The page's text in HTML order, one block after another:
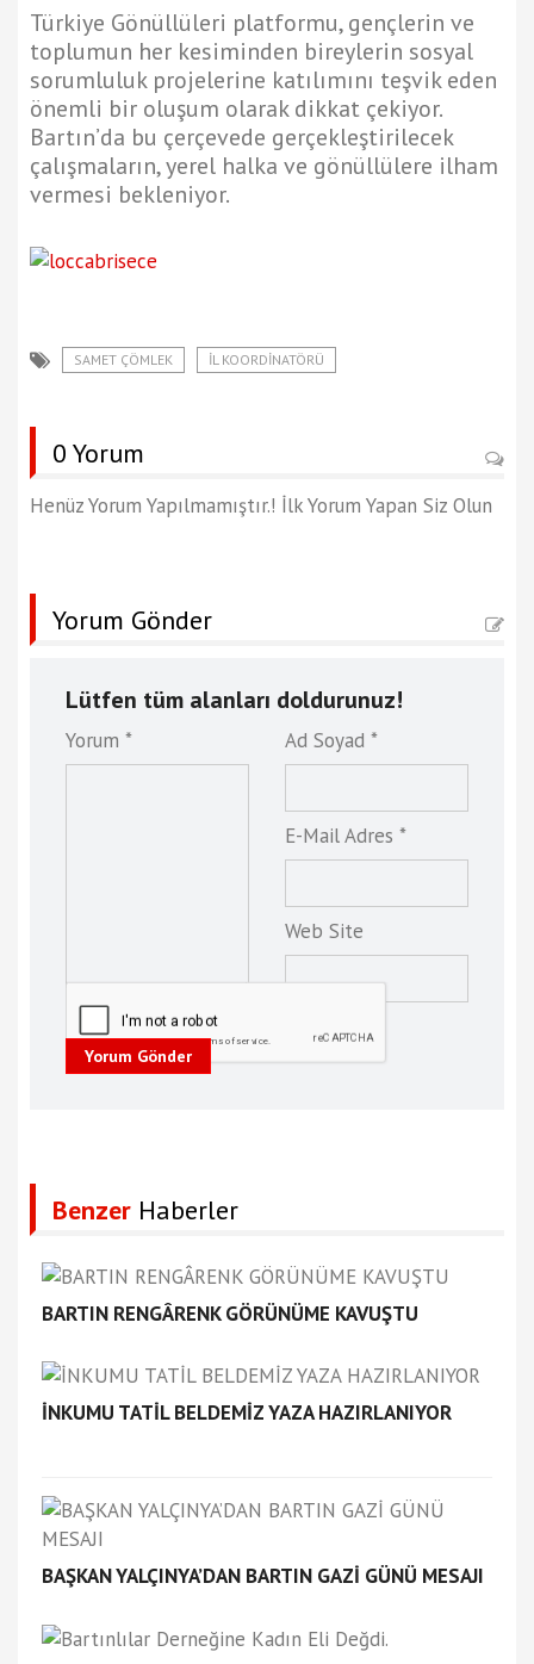
Türkiye Gönüllüleri platformu, gençlerin ve
toplumun her kesiminden bireylerin sosyal
sorumluluk projelerine katılımını teşvik eden
önemli bir oluşum olarak dikkat çekiyor.
Bartın’da bu çerçevede gerçekleştirilecek
çalışmaların, yerel halka ve gönüllülere ilham
vermesi bekleniyor.
SAMET ÇÖMLEK İL KOORDİNATÖRÜ
0 Yorum
Henüz Yorum Yapılmamıştır.! İlk Yorum Yapan Siz Olun
Yorum Gönder
Lütfen tüm alanları doldurunuz!
Yorum * Ad Soyad *
E-Mail Adres *
Web Site
Yorum Gönder
Benzer Haberler
BARTIN RENGÂRENK GÖRÜNÜME KAVUŞTU
İNKUMU TATİL BELDEMİZ YAZA HAZIRLANIYOR
BAŞKAN YALÇINYA’DAN BARTIN GAZİ GÜNÜ MESAJI